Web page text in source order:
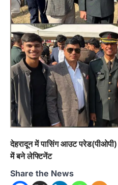
देहरादून में पासिंग आउट
में बने लेफ्टिनेंट
Share the News